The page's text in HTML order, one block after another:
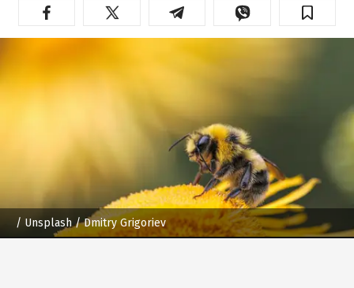
/ Unsplash / Dmitry Grigoriev